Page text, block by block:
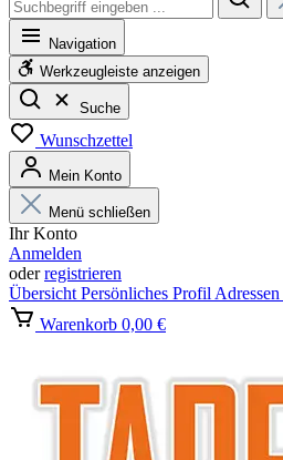
Navigation
Werkzeugleiste anzeigen
Suche
Wunschzettel
Mein Konto
Menü schließen
Ihr Konto
Anmelden
oderregistrieren
Übersicht Persönliches Profil Adressen
Warenkorb 0,00 €